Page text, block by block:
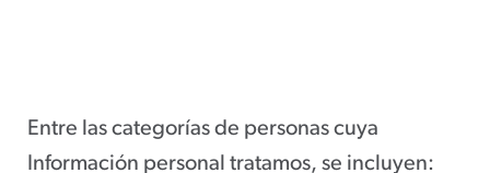
Entre las categorías de personas cuya
Información personal tratamos, se incluyen: